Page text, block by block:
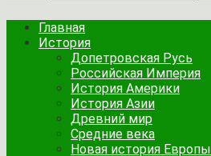
Главная
История
Допетровская Русь
Российская Империя
История Америки
История Азии
Древний мир
Средние века
Новая история Европы